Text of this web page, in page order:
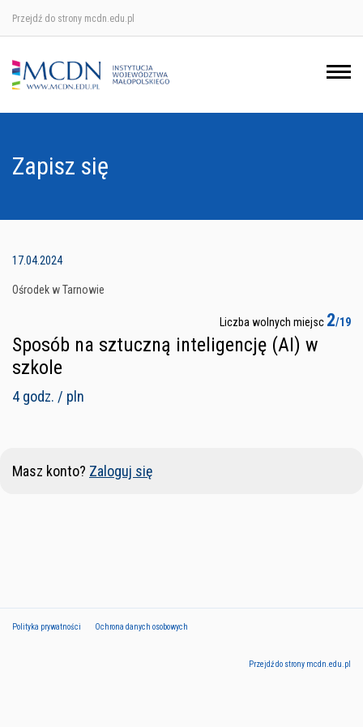
Przejdź do strony mcdn.edu.pl
Zapisz się
17.04.2024
Ośrodek w Tarnowie
Liczba wolnych miejsc 2/19
Sposób na sztuczną inteligencję (AI) w
szkole
4 godz. / pln
Masz konto? Zaloguj się
Polityka prywatności Ochrona danych osobowych
Przejdź do strony mcdn.edu.pl
Ośrodek w Krakowie
Ośrodek w Nowym Sączu
Ośrodek w Tarnowie